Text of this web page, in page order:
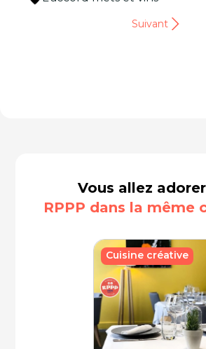
Suivant
Vous allez
RPPP dans la même
Cuisine créative